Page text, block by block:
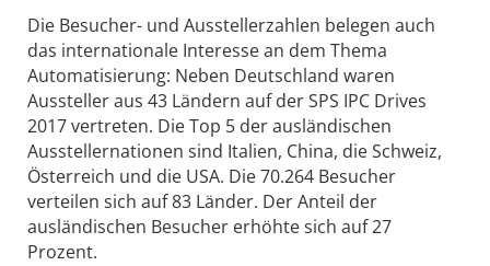
Die Besucher- und Ausstellerzahlen belegen auch
das internationale Interesse an dem Thema
Automatisierung: Neben Deutschland waren
Aussteller aus 43 Ländern auf der SPS IPC Drives
2017 vertreten. Die Top 5 der ausländischen
Ausstellernationen sind Italien, China, die Schweiz,
Österreich und die USA. Die 70.264 Besucher
verteilen sich auf 83 Länder. Der Anteil der
ausländischen Besucher erhöhte sich auf 27
Prozent.